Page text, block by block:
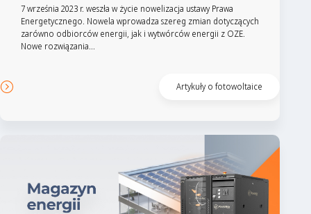
7 września 2023 r. weszła w życie nowelizacja ustawy Prawa
Energetycznego. Nowela wprowadza szereg zmian dotyczących
zarówno odbiorców energii, jak i wytwórców energii z OZE.
Nowe rozwiązania...
Artykuły o fotowoltaice